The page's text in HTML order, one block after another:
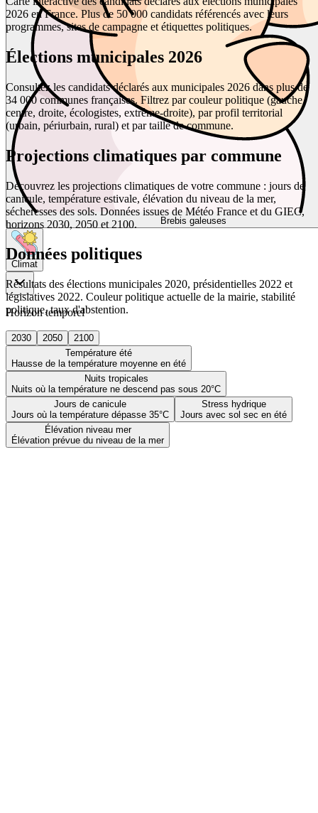
Brebis galeuses
Climat
Horizon temporel
2030 2050
2100
Température été
Hausse de la température moyenne en été
Nuits tropicales
Nuits où la température ne descend pas sous 20°C
Jours de canicule
Jours où la température dépasse 35°C
Stress hydrique
Jours avec sol sec en été
Élévation niveau mer
Élévation prévue du niveau de la mer
2026 en France. Plus de 50 000 candidats référencés avec leurs
programmes, sites de campagne et étiquettes politiques.
Élections municipales 2026
Consultez les candidats déclarés aux municipales 2026 dans plus de
34 000 communes françaises. Filtrez par couleur politique (gauche,
centre, droite, écologistes, extrême-droite), par profil territorial
(urbain, périurbain, rural) et par taille de commune.
Projections climatiques par commune
Découvrez les projections climatiques de votre commune : jours de
canicule, température estivale, élévation du niveau de la mer,
sécheresses des sols. Données issues de Météo France et du GIEC,
horizons 2030, 2050 et 2100.
Données politiques
Résultats des élections municipales 2020, présidentielles 2022 et
législatives 2022. Couleur politique actuelle de la mairie, stabilité
politique, taux d'abstention.